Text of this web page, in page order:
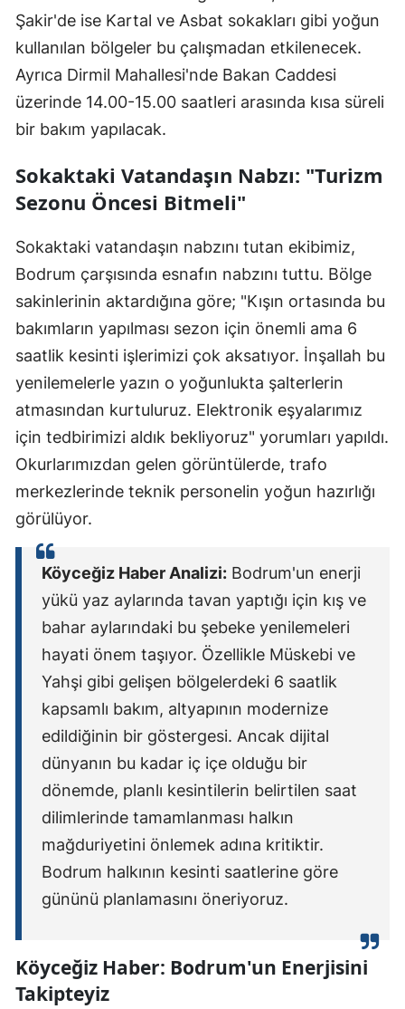
Şakir'de ise Kartal ve Asbat sokakları gibi yoğun
kullanılan bölgeler bu çalışmadan etkilenecek.
Ayrıca Dirmil Mahallesi'nde Bakan Caddesi
üzerinde 14.00-15.00 saatleri arasında kısa süreli
bir bakım yapılacak.
Sokaktaki Vatandaşın Nabzı: "Turizm
Sezonu Öncesi Bitmeli"
Sokaktaki vatandaşın nabzını tutan ekibimiz,
Bodrum çarşısında esnafın nabzını tuttu. Bölge
sakinlerinin aktardığına göre; "Kışın ortasında bu
bakımların yapılması sezon için önemli ama 6
saatlik kesinti işlerimizi çok aksatıyor. İnşallah bu
yenilemelerle yazın o yoğunlukta şalterlerin
atmasından kurtuluruz. Elektronik eşyalarımız
için tedbirimizi aldık bekliyoruz" yorumları yapıldı.
Okurlarımızdan gelen görüntülerde, trafo
merkezlerinde teknik personelin yoğun hazırlığı
görülüyor.
Köyceğiz Haber Analizi: Bodrum'un enerji
yükü yaz aylarında tavan yaptığı için kış ve
bahar aylarındaki bu şebeke yenilemeleri
hayati önem taşıyor. Özellikle Müskebi ve
Yahşi gibi gelişen bölgelerdeki 6 saatlik
kapsamlı bakım, altyapının modernize
edildiğinin bir göstergesi. Ancak dijital
dünyanın bu kadar iç içe olduğu bir
dönemde, planlı kesintilerin belirtilen saat
dilimlerinde tamamlanması halkın
mağduriyetini önlemek adına kritiktir.
Bodrum halkının kesinti saatlerine göre
gününü planlamasını öneriyoruz.
Köyceğiz Haber: Bodrum'un Enerjisini
Takipteyiz